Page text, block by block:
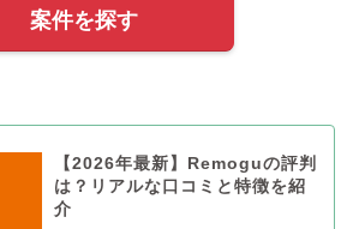
案件を探す
【2026年最新】Remoguの評判
は？リアルな口コミと特徴を紹
介